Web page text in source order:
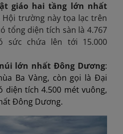
giáo hai tầng lớn nhất
Hội trường này tọa lạc trên
tổng diện tích sàn là 4.767
sức chứa lên tới 15.000
lớn nhất Đông Dương:
Ba Vàng, còn gọi là Đại
diện tích 4.500 mét vuông,
Đông Dương.